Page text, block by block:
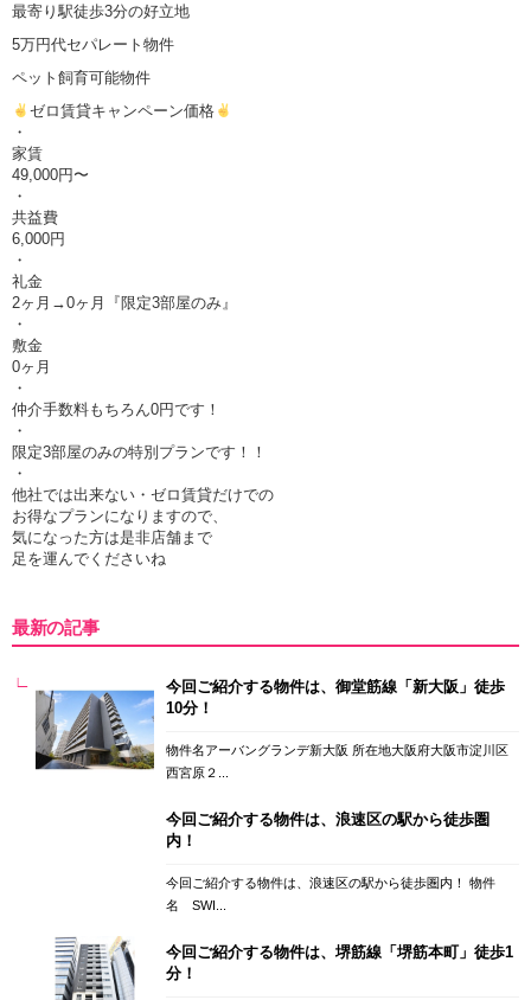
最寄り駅徒歩3分の好立地
5万円代セパレート物件
ペット飼育可能物件
ゼロ賃貸キャンペーン価格
・
家賃
49,000円〜
・
共益費
6,000円
・
礼金
2ヶ月→0ヶ月『限定3部屋のみ』
・
敷金
0ヶ月
・
仲介手数料もちろん0円です！
・
限定3部屋のみの特別プランです！！
・
他社では出来ない・ゼロ賃貸だけでの
お得なプランになりますので、
気になった方は是非店舗まで
足を運んでくださいね
最新の記事
今回ご紹介する物件は、御堂筋線「新大阪」徒歩
10分！
物件名アーバングランデ新大阪 所在地大阪府大阪市淀川区
西宮原２...
今回ご紹介する物件は、浪速区の駅から徒歩圏
内！
今回ご紹介する物件は、浪速区の駅から徒歩圏内！ 物件
名 SWI...
今回ご紹介する物件は、堺筋線「堺筋本町」徒歩1
分！